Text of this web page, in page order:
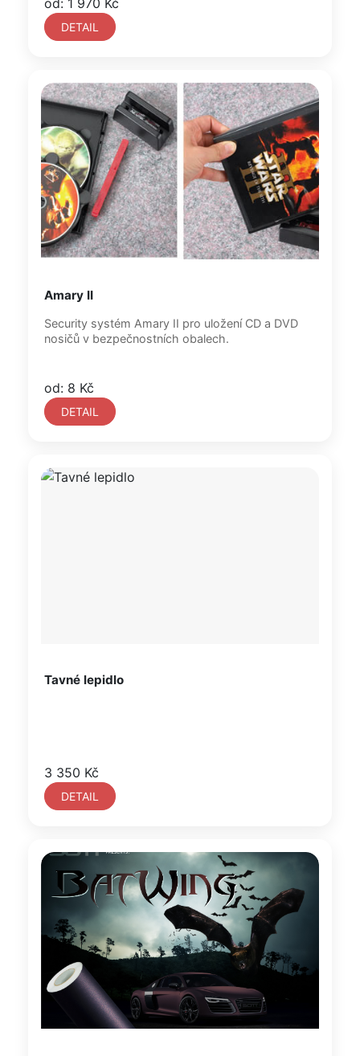
od: 1 970 Kč
DETAIL
Amary II
Security systém Amary II pro uložení CD a DVD
nosičů v bezpečnostních obalech.
od: 8 Kč
DETAIL
Tavné lepidlo
3 350 Kč
DETAIL